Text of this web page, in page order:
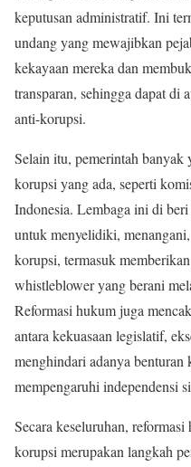
keputusan administratif. Ini
undang yang mewajibkan
kekayaan mereka dan
transparan, sehingga dapat di
anti-korupsi.
Selain itu, pemerintah banyak
korupsi yang ada, seperti
Indonesia. Lembaga ini di
untuk menyelidiki,
korupsi, termasuk
whistleblower yang berani
Reformasi hukum juga
antara kekuasaan legislatif,
menghindari adanya benturan
mempengaruhi independensi
Secara keseluruhan,
korupsi merupakan langkah